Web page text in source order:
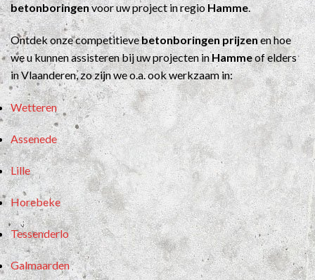
betonboringenvoor uw project in regio Hamme.
Ontdek onze competitievebetonboringen prijzenen hoe
we u kunnen assisteren bij uw projecten inHammeof elders
in Vlaanderen, zo zijn we o.a. ook werkzaam in:
Wetteren
Assenede
Lille
Horebeke
Tessenderlo
Galmaarden